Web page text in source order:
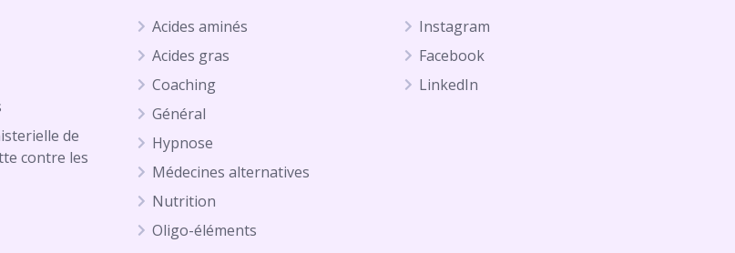
de
contre les
Acides aminés
Acides gras
Coaching
Général
Hypnose
Médecines alternatives
Nutrition
Oligo-éléments
Instagram
Facebook
LinkedIn